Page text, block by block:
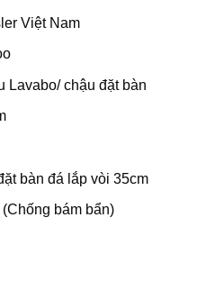
Việt Nam
Lavabo/ chậu đặt bàn
bàn đá lắp vòi 35cm
bám bẩn)